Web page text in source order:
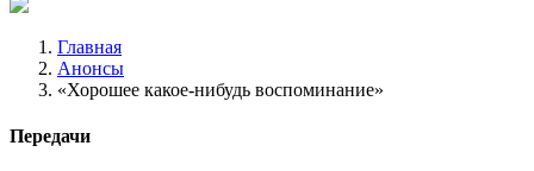
Главная
Анонсы
«Хорошее какое-нибудь воспоминание»
Передачи